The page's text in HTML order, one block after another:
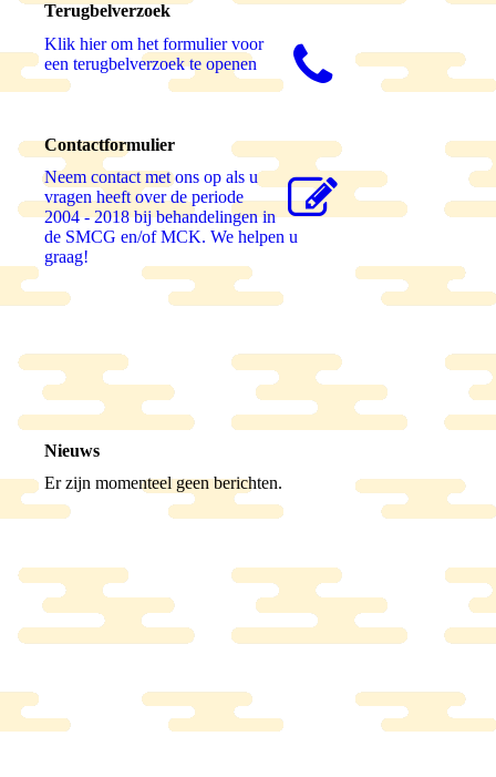
Terugbelverzoek
Klik hier om het formulier voor
een terugbelverzoek te openen
Contactformulier
Neem contact met ons op als u
vragen heeft over de periode
2004 - 2018 bij behandelingen in
de SMCG en/of MCK. We helpen u
graag!
Nieuws
Er zijn momenteel geen berichten.